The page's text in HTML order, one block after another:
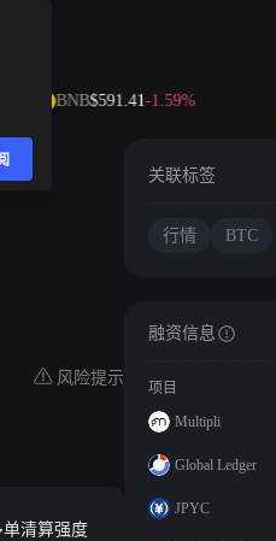
BNB$591.41-1.59%
风险提示
清算强度
关联标签
行情 BTC
融资信息
项目
Multipli
Global Ledger
JPYC